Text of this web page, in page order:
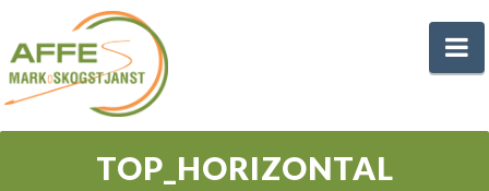
AFFES
MARK
TOP_HORIZONTAL